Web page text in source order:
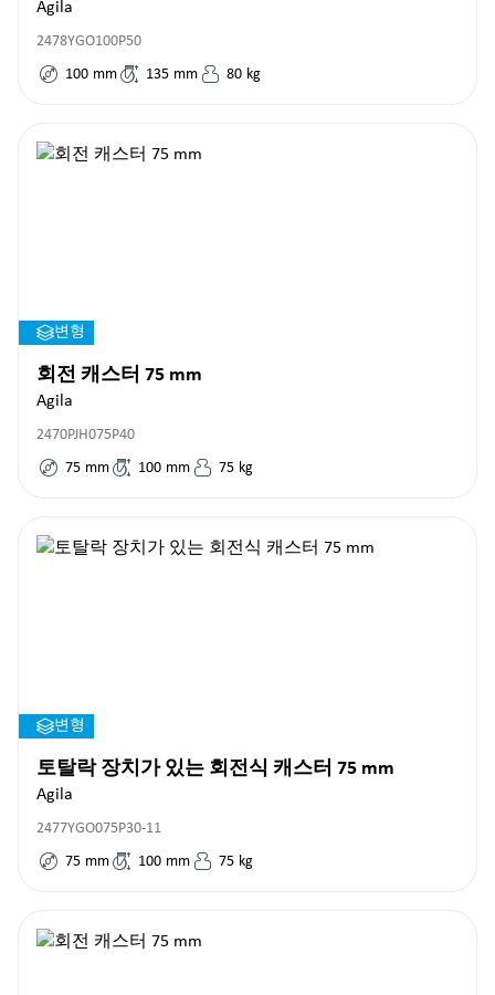
Agila
2478YGO100P50
100 mm 135 mm 80 kg
변형
회전 캐스터 75 mm
Agila
2470PJH075P40
75 mm 100 mm 75 kg
변형
토탈락 장치가 있는 회전식 캐스터 75 mm
Agila
2477YGO075P30-11
75 mm 100 mm 75 kg